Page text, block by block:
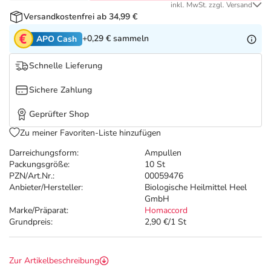
Tierapotheke
Vitamine & Mineralstoffe
Marken
Salus Deals
Darreichungsform:
Ampullen
Packungsgröße:
10 St
PZN/Art.Nr.:
00059476
Anbieter/Hersteller:
Biologische Heilmittel Heel
GmbH
Marke/Präparat:
Homaccord
Grundpreis:
2,90 €/1 St
inkl. MwSt. zzgl. Versand
Versandkostenfrei ab 34,99 €
APO Cash +0,29 € sammeln
Schnelle Lieferung
Sichere Zahlung
Geprüfter Shop
Zu meiner Favoriten-Liste hinzufügen
Zur Artikelbeschreibung